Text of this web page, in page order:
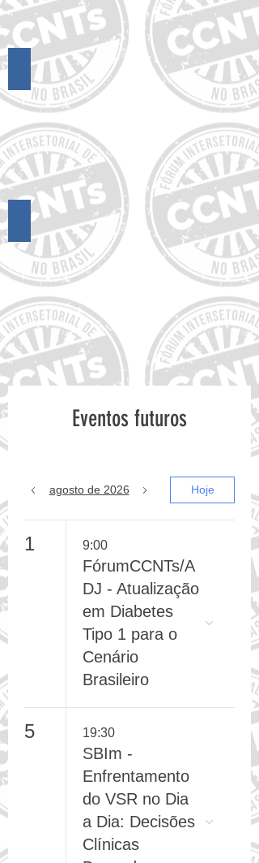
17º Encontro do FórumCCNTs
16º Encontro do FórumCCNTs
agosto de 2026 Hoje
9:00
FórumCCNTs/A
DJ - Atualização
em Diabetes
Tipo 1 para o
Cenário
Brasileiro
19:30
SBIm -
Enfrentamento
do VSR no Dia
a Dia: Decisões